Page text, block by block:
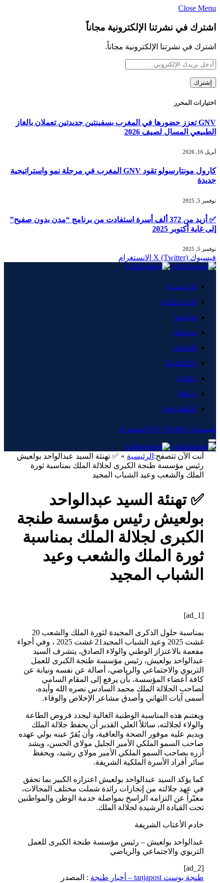
Close Menu
اشترك في نشرتنا الإلكترونية مجاناً
اشترك في نشرتنا الإلكترونية مجاناً.
اختيارات المحرر
GNV تعزز حضورها في المغرب بسفينتين جديدتين تعملان بالغاز
الطبيعي المسال لصيف 2026
أبريل 16, 2026
كارول مونتارسولو تقود GNV المغرب في مرحلة نمو واستراتيجية
جديدة
نوفمبر 5, 2025
✅ أزيد من 372 ألف أسرة استفادت من برنامج “مدن بدون صفيح”
إلى غاية أكتوبر 2025
نوفمبر 5, 2025
فيسبوك X (Twitter) الانستغرام
الرئيسية
أخبار طنجة
مجتمع
سياسة
اقتصاد
تكنولوجيا
حوادث
رياضة
ثقافة وفن
فيسبوك X (Twitter) الانستغرام
أنت الآن تتصفح: الرئيسية » ✅ تهنئة السيد عبدالواحد بولعيش
رئيس مؤسسة طنجة الكبرى لجلالة الملك بمناسبة ثورة
الملك والشعب وعيد الشباب المجيد
✅ تهنئة السيد عبدالواحد
بولعيش رئيس مؤسسة طنجة
الكبرى لجلالة الملك بمناسبة
ثورة الملك والشعب وعيد
الشباب المجيد
[ad_1]
بمناسبة حلول الذكرى المجيدة لثورة الملك والشعب 20
غشت 2025 وعيد الشباب المجيد21 غشت 2025 ، وفي أجواء
مفعمة بالاعتزاز الوطني والولاء الصادق، يتشرف السيد
عبدالواحد بولعيش، رئيس مؤسسة طنجة الكبرى للعمل
التربوي والاجتماعي والرياضي، أصالة عن نفسه ونيابة عن
كافة أعضاء المؤسسة، بأن يرفع إلى المقام السامي
لصاحب الجلالة الملك محمد السادس نصره الله وأيده،
أسمى آيات التهاني وأصدق مشاعر الإخلاص والوفاء.
ويغتنم هذه المناسبة الوطنية الغالية ليجدد فروض الطاعة
والولاء لجلالته، سائلاً العلي القدير أن يحفظ جلالة الملك
ويديم عليه موفور الصحة والعافية، وأن يُقرّ عينه بولي عهده
صاحب السمو الملكي الأمير الجليل مولاي الحسن، ويشد
أزره بصاحب السمو الملكي الأمير مولاي رشيد، ويحفظ
سائر أفراد الأسرة الملكية الشريفة.
كما يؤكد السيد عبدالواحد بولعيش اعتزازه الكبير بما تحقق
في عهد جلالته من إنجازات رائدة شملت مختلف المجالات،
معبّراً عن التزامه الراسخ بمواصلة خدمة الوطن والمواطنين
تحت القيادة الرشيدة لجلالة الملك.
خادم الأعتاب الشريفة
عبدالواحد بولعيش – رئيس مؤسسة طنجة الكبرى للعمل
التربوي والاجتماعي والرياضي
[ad_2]
طنجة بوست tanjapost – أخبار طنجة
: المصدر